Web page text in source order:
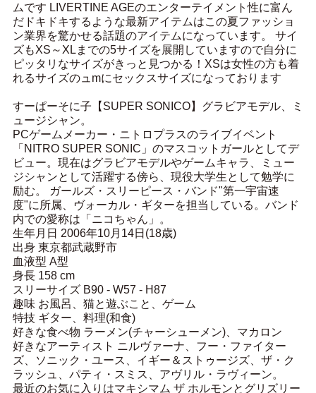
ムです LIVERTINE AGEのエンターテイメント性に富ん
だドキドキするような最新アイテムはこの夏ファッショ
ン業界を驚かせる話題のアイテムになっています。 サイ
ズもXS～XLまでの5サイズを展開していますので自分に
ピッタリなサイズがきっと見つかる！XSは女性の方も着
れるサイズのュmにセックスサイズになっております
すーぱーそに子【SUPER SONICO】グラビアモデル、ミ
ュージシャン。
PCゲームメーカー・ニトロプラスのライブイベント
「NITRO SUPER SONIC」のマスコットガールとしてデ
ビュー。現在はグラビアモデルやゲームキャラ、ミュー
ジシャンとして活躍する傍ら、現役大学生として勉学に
励む。 ガールズ・スリーピース・バンド"第一宇宙速
度"に所属、ヴォーカル・ギターを担当している。バンド
内での愛称は「ニコちゃん」。
生年月日 2006年10月14日(18歳)
出身 東京都武蔵野市
血液型 A型
身長 158 cm
スリーサイズ B90 - W57 - H87
趣味 お風呂、猫と遊ぶこと、ゲーム
特技 ギター、料理(和食)
好きな食べ物 ラーメン(チャーシューメン)、マカロン
好きなアーティスト ニルヴァーナ、フー・ファイター
ズ、ソニック・ユース、イギー＆ストゥージズ、ザ・ク
ラッシュ、パティ・スミス、アヴリル・ラヴィーン。
最近のお気に入りはマキシマム ザ ホルモンとグリズリー